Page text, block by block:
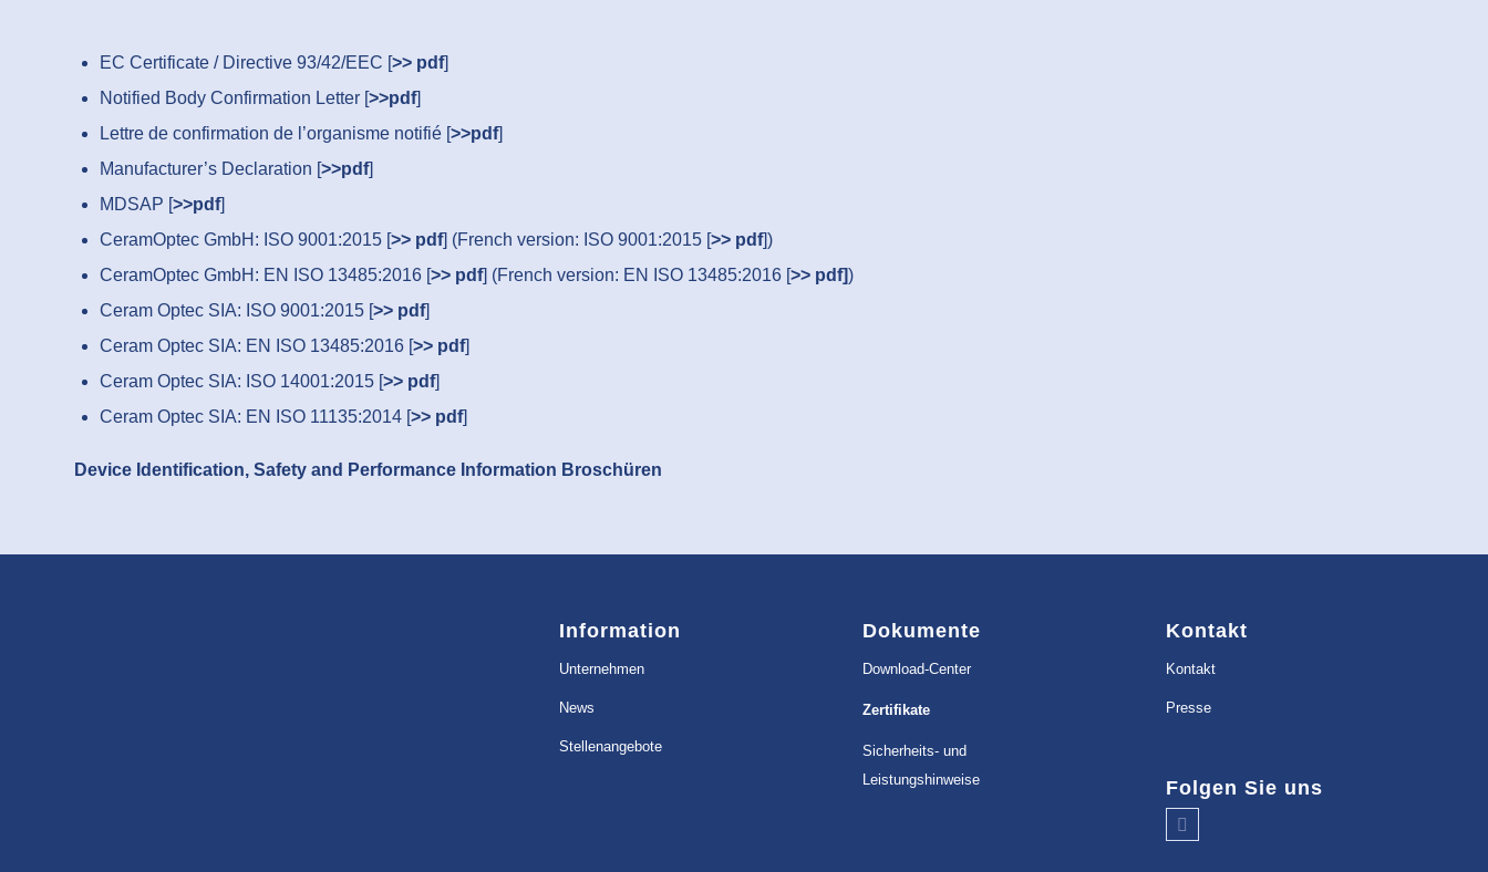
EC Certificate / Directive 93/42/EEC [>> pdf]
Notified Body Confirmation Letter [>>pdf]
Lettre de confirmation de l’organisme notifié [>>pdf]
Manufacturer’s Declaration [>>pdf]
MDSAP [>>pdf]
CeramOptec GmbH: ISO 9001:2015 [>> pdf] (French version: ISO 9001:2015 [>> pdf])
CeramOptec GmbH: EN ISO 13485:2016 [>> pdf] (French version: EN ISO 13485:2016 [>> pdf])
Ceram Optec SIA: ISO 9001:2015 [>> pdf]
Ceram Optec SIA: EN ISO 13485:2016 [>> pdf]
Ceram Optec SIA: ISO 14001:2015 [>> pdf]
Ceram Optec SIA: EN ISO 11135:2014 [>> pdf]
Device Identification, Safety and Performance Information Broschüren
Information
Unternehmen
News
Stellenangebote
Dokumente
Download-Center
Zertifikate
Sicherheits- und
Leistungshinweise
Kontakt
Kontakt
Presse
Folgen Sie uns